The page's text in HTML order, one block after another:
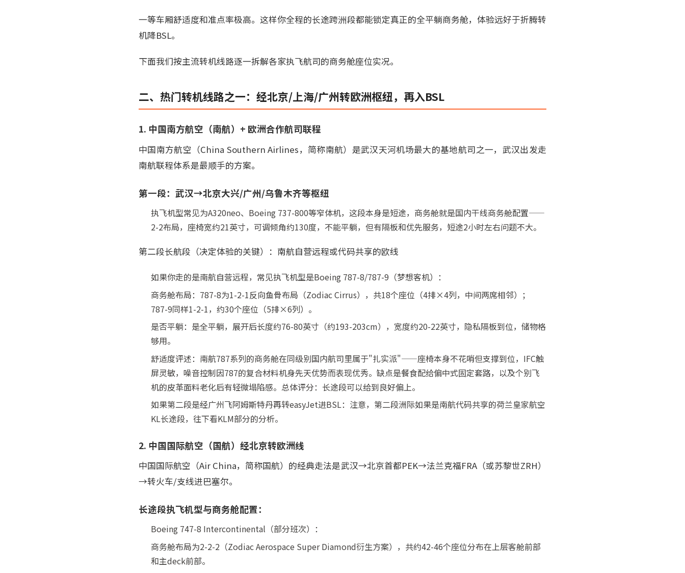
一等车厢舒适度和准点率极高。这样你全程的长途跨洲段都能锁定真正的全平躺商务舱，体验远好于折腾转
机降BSL。
下面我们按主流转机线路逐一拆解各家执飞航司的商务舱座位实况。
二、热门转机线路之一：经北京/上海/广州转欧洲枢纽，再入BSL
1. 中国南方航空（南航）+ 欧洲合作航司联程
中国南方航空（China Southern Airlines，简称南航）是武汉天河机场最大的基地航司之一，武汉出发走
南航联程体系是最顺手的方案。
第一段：武汉→北京大兴/广州/乌鲁木齐等枢纽
执飞机型常见为A320neo、Boeing 737-800等窄体机，这段本身是短途，商务舱就是国内干线商务舱配置——
2-2布局，座椅宽约21英寸，可调倾角约130度，不能平躺，但有隔板和优先服务，短途2小时左右问题不大。
第二段长航段（决定体验的关键）：南航自营远程或代码共享的欧线
如果你走的是南航自营远程，常见执飞机型是Boeing 787-8/787-9（梦想客机）：
商务舱布局：787-8为1-2-1反向鱼骨布局（Zodiac Cirrus），共18个座位（4排×4列，中间两席相邻）；
787-9同样1-2-1，约30个座位（5排×6列）。
是否平躺：是全平躺，展开后长度约76-80英寸（约193-203cm），宽度约20-22英寸，隐私隔板到位，储物格
够用。
舒适度评述：南航787系列的商务舱在同级别国内航司里属于"扎实派"——座椅本身不花哨但支撑到位，IFC触
屏灵敏，噪音控制因787的复合材料机身先天优势而表现优秀。缺点是餐食配给偏中式固定套路，以及个别飞
机的皮革面料老化后有轻微塌陷感。总体评分：长途段可以给到良好偏上。
如果第二段是经广州飞阿姆斯特丹再转easyJet进BSL：注意，第二段洲际如果是南航代码共享的荷兰皇家航空
KL长途段，往下看KLM部分的分析。
2. 中国国际航空（国航）经北京转欧洲线
中国国际航空（Air China，简称国航）的经典走法是武汉→北京首都PEK→法兰克福FRA（或苏黎世ZRH）
→转火车/支线进巴塞尔。
长途段执飞机型与商务舱配置：
Boeing 747-8 Intercontinental（部分班次）：
商务舱布局为2-2-2（Zodiac Aerospace Super Diamond衍生方案），共约42-46个座位分布在上层客舱前部
和主deck前部。